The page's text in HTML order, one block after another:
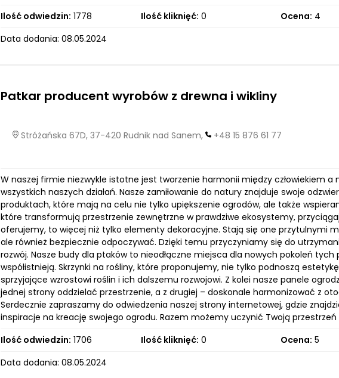
Ilość odwiedzin: 1778 Ilość kliknięć: 0 Ocena: 4
Data dodania: 08.05.2024
Patkar producent wyrobów z drewna i wikliny
Stróżańska 67D, 37-420 Rudnik nad Sanem, +48 15 876 61 77
W naszej firmie niezwykle istotne jest tworzenie harmonii między człowiekiem
wszystkich naszych działań. Nasze zamiłowanie do natury znajduje swoje
produktach, które mają na celu nie tylko upiększenie ogrodów, ale także
które transformują przestrzenie zewnętrzne w prawdziwe ekosystemy,
oferujemy, to więcej niż tylko elementy dekoracyjne. Stają się one przytulnymi
ale również bezpiecznie odpoczywać. Dzięki temu przyczyniamy się do
rozwój. Nasze budy dla ptaków to nieodłączne miejsca dla nowych pokoleń
współistnieją. Skrzynki na rośliny, które proponujemy, nie tylko podnoszą
sprzyjające wzrostowi roślin i ich dalszemu rozwojowi. Z kolei nasze panele
jednej strony oddzielać przestrzenie, a z drugiej – doskonale harmonizować z
Serdecznie zapraszamy do odwiedzenia naszej strony internetowej, gdzie
inspiracje na kreację swojego ogrodu. Razem możemy uczynić Twoją
Ilość odwiedzin: 1706 Ilość kliknięć: 0 Ocena: 5
Data dodania: 08.05.2024